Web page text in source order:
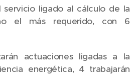
servicio ligado al cálculo de la
el más requerido, con 6
actuaciones ligadas a la
energética, 4 trabajarán